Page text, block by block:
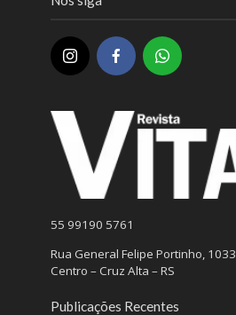
55 99190 5761
Rua General Felipe Portinho, 1033
Centro – Cruz Alta – RS
Publicações Recentes